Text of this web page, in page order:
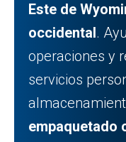
Este de
occidental.
operaciones y
servicios
empaquetado